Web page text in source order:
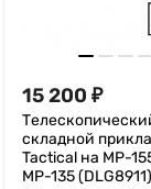
15 200 ₽
складной
Tactical на МР-
МР-135 (DLG8911)